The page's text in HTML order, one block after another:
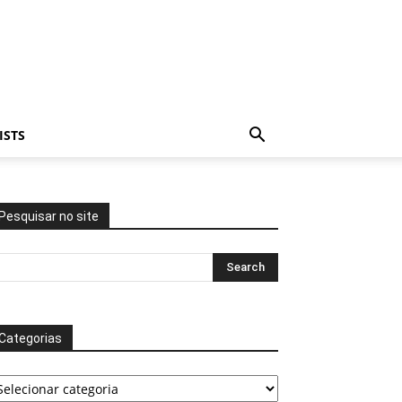
no site